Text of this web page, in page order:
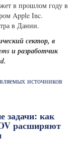
в прошлом году в
Apple Inc.
в Дании.
сектор, в
и разработчик
источников
задачи: как
расширяют